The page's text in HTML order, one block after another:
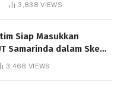
3,838VIEWS
Siap Masukkan
Samarinda dalam Skema
Gratispol
3,468 VIEWS